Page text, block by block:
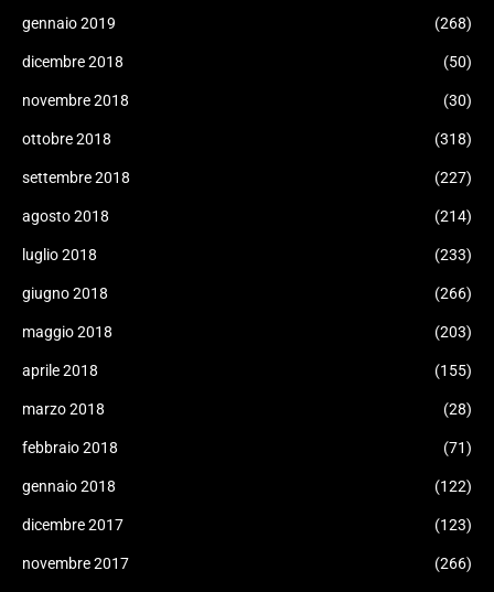
gennaio 2019 (268)
dicembre 2018 (50)
novembre 2018 (30)
ottobre 2018 (318)
settembre 2018 (227)
agosto 2018 (214)
luglio 2018 (233)
giugno 2018 (266)
maggio 2018 (203)
aprile 2018 (155)
marzo 2018 (28)
febbraio 2018 (71)
gennaio 2018 (122)
dicembre 2017 (123)
novembre 2017 (266)